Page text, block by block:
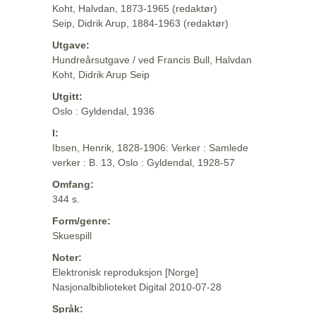
Koht, Halvdan, 1873-1965 (redaktør)
Seip, Didrik Arup, 1884-1963 (redaktør)
Utgave:
Hundreårsutgave / ved Francis Bull, Halvdan
Koht, Didrik Arup Seip
Utgitt:
Oslo : Gyldendal, 1936
I:
Ibsen, Henrik, 1828-1906: Verker : Samlede
verker : B. 13, Oslo : Gyldendal, 1928-57
Omfang:
344 s.
Form/genre:
Skuespill
Noter:
Elektronisk reproduksjon [Norge]
Nasjonalbiblioteket Digital 2010-07-28
Språk: